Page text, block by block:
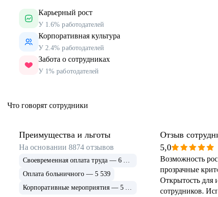
Карьерный рост
У 1.6% работодателей
Корпоративная культура
У 2.4% работодателей
Забота о сотрудниках
У 1% работодателей
Что говорят сотрудники
Преимущества и льготы
На основании8874 отзывов
Своевременная оплата труда — 6 915
Оплата больничного — 5 539
Корпоративные мероприятия — 5 339
Отзыв
5,0
Возможность
прозрачные
Открытость для
сотрудников.